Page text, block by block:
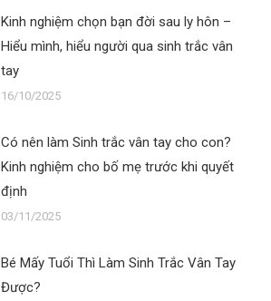
Kinh nghiệm chọn bạn đời sau ly hôn –
Hiểu mình, hiểu người qua sinh trắc vân
tay
16/10/2025
Có nên làm Sinh trắc vân tay cho con?
Kinh nghiệm cho bố mẹ trước khi quyết
định
03/11/2025
Bé Mấy Tuổi Thì Làm Sinh Trắc Vân Tay
Được?